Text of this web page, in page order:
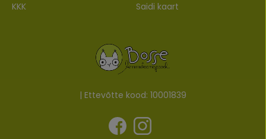
KKK
Saidi kaart
| Ettevõtte kood: 10001839